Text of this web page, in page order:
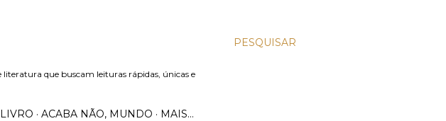
PESQUISAR
literatura que buscam leituras rápidas, únicas e
ACABA NÃO, MUNDO MAIS…